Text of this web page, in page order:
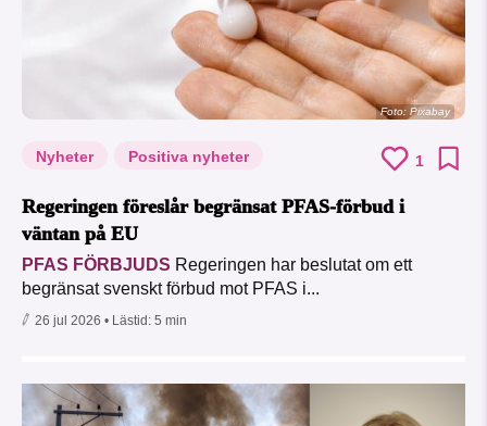
Foto: Pixabay
Nyheter Positiva nyheter 1
Regeringen föreslår begränsat PFAS-förbud i
väntan på EU
PFAS FÖRBJUDS Regeringen har beslutat om ett
begränsat svenskt förbud mot PFAS i...
26 jul 2026 • Lästid: 5 min